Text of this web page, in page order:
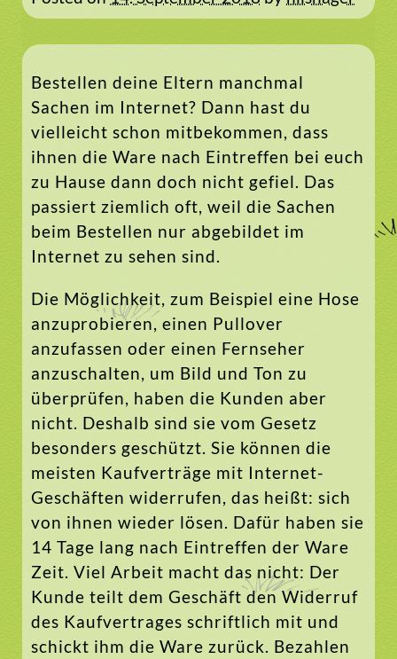
Bestellen deine Eltern manchmal
Sachen im Internet? Dann hast du
vielleicht schon mitbekommen, dass
ihnen die Ware nach Eintreffen bei euch
zu Hause dann doch nicht gefiel. Das
passiert ziemlich oft, weil die Sachen
beim Bestellen nur abgebildet im
Internet zu sehen sind.
Die Möglichkeit, zum Beispiel eine Hose
anzuprobieren, einen Pullover
anzufassen oder einen Fernseher
anzuschalten, um Bild und Ton zu
überprüfen, haben die Kunden aber
nicht. Deshalb sind sie vom Gesetz
besonders geschützt. Sie können die
meisten Kaufverträge mit Internet-
Geschäften widerrufen, das heißt: sich
von ihnen wieder lösen. Dafür haben sie
14 Tage lang nach Eintreffen der Ware
Zeit. Viel Arbeit macht das nicht: Der
Kunde teilt dem Geschäft den Widerruf
des Kaufvertrages schriftlich mit und
schickt ihm die Ware zurück. Bezahlen